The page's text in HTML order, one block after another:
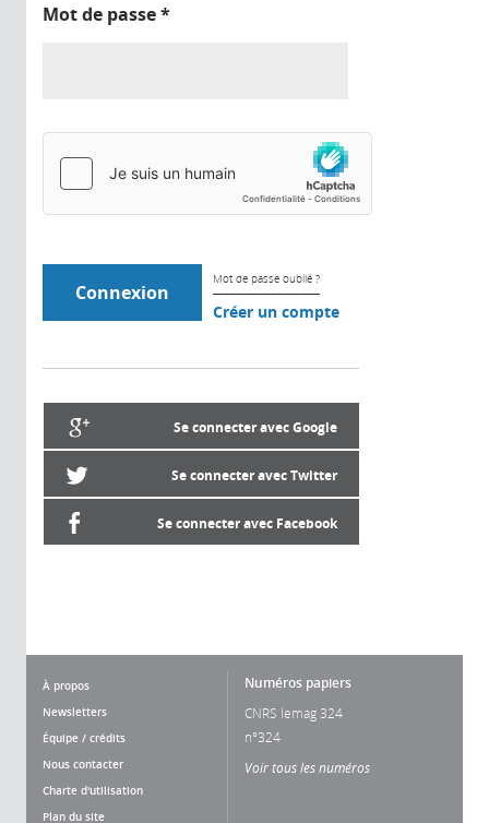
Mot de passe*
Mot de passe oublié ?
Créer un compte
Se connecter avec Google
Se connecter avec Twitter
Se connecter avec Facebook
À propos
Newsletters
Équipe / crédits
Nous contacter
Charte d'utilisation
Plan du site
Numéros papiers
CNRS lemag 324
n°324
Voir tous les numéros